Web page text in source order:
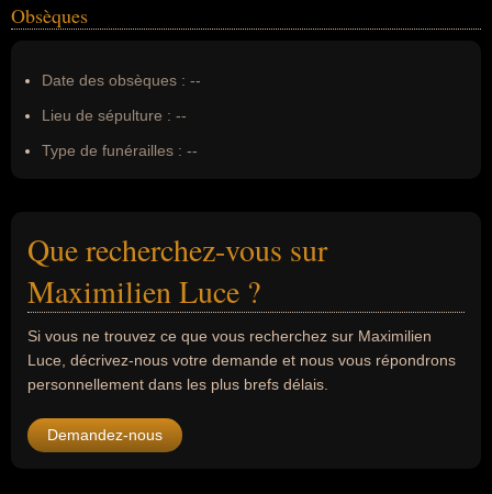
Obsèques
Date des obsèques : --
Lieu de sépulture : --
Type de funérailles : --
Que recherchez-vous sur
Maximilien Luce ?
Si vous ne trouvez ce que vous recherchez sur Maximilien
Luce, décrivez-nous votre demande et nous vous répondrons
personnellement dans les plus brefs délais.
Demandez-nous